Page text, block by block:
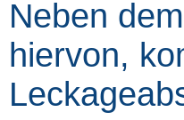
Neben
hiervon,